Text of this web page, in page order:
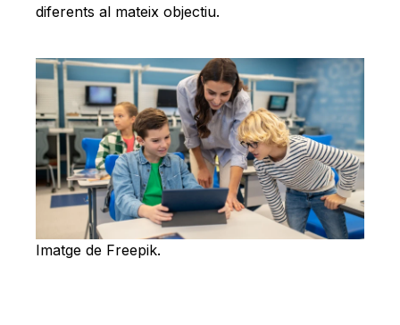
diferents al mateix objectiu.
Imatge de Freepik.